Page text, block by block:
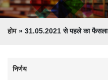
होम
के
बारे
सूची
Breadcrumb
होम 31.05.2021 से पहले का फैसला
Main
निर्णय